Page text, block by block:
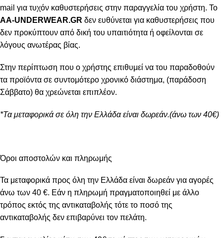
mail για τυχόν καθυστερήσεις στην παραγγελία του χρήστη. Το
AA-UNDERWEAR.GR δεν ευθύνεται για καθυστερήσεις που
δεν προκύπτουν από δική του υπαιτιότητα ή οφείλονται σε
λόγους ανωτέρας βίας.
Στην περίπτωση που ο χρήστης επιθυμεί να του παραδοθούν
τα προϊόντα σε συντομότερο χρονικό διάστημα, (παράδοση
Σάββατο) θα χρεώνεται επιπλέον.
*Τα μεταφορικά σε όλη την Ελλάδα είναι δωρεάν.(άνω των 40€)
Όροι αποστολών και πληρωμής
Τα μεταφορικά προς όλη την Ελλάδα είναι δωρεάν για αγορές
άνω των 40 €. Εάν η πληρωμή πραγματοποιηθεί με άλλο
τρόπος εκτός της αντικαταβολής τότε το ποσό της
αντικαταβολής δεν επιβαρύνει τον πελάτη.